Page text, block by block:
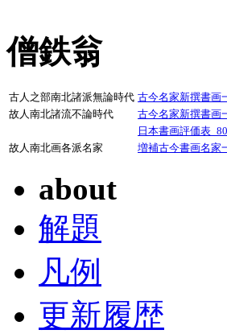
僧鉄翁
古人之部南北諸派無論時代 古今名家新撰書画
故人南北諸流不論時代
古今名家新撰書画
日本書画評価表
故人南北画各派名家
増補古今書画名家
about
解題
凡例
更新履歴